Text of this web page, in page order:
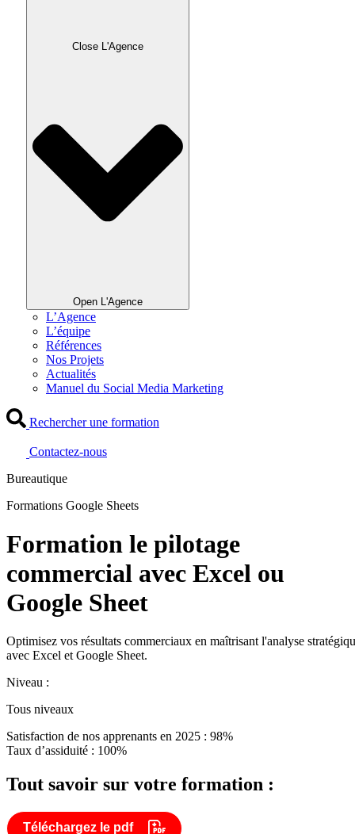
Close L'Agence
Open L'Agence
L’Agence
L’équipe
Références
Nos Projets
Actualités
Manuel du Social Media Marketing
Rechercher une formation
Contactez-nous
Bureautique
Formations Google Sheets
Formation le pilotage
commercial avec Excel ou
Google Sheet
Optimisez vos résultats commerciaux en maîtrisant l'analyse
avec Excel et Google Sheet.
Niveau :
Tous niveaux
Satisfaction de nos apprenants en 2025 : 98%
Taux d’assiduité : 100%
Tout savoir sur votre formation :
Téléchargez le pdf